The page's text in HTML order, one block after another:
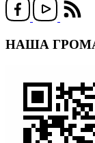
НАША